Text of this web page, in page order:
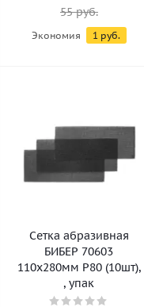
55руб.
Экономия 1 руб.
Сетка абразивная
БИБЕР 70603
110х280мм Р80 (10шт),
, упак